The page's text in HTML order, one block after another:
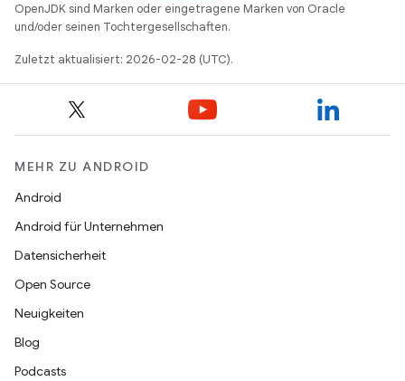
OpenJDK sind Marken oder eingetragene Marken von Oracle
und/oder seinen Tochtergesellschaften.
Zuletzt aktualisiert: 2026-02-28 (UTC).
MEHR ZU ANDROID
Android
Android für Unternehmen
Datensicherheit
Open Source
Neuigkeiten
Blog
Podcasts